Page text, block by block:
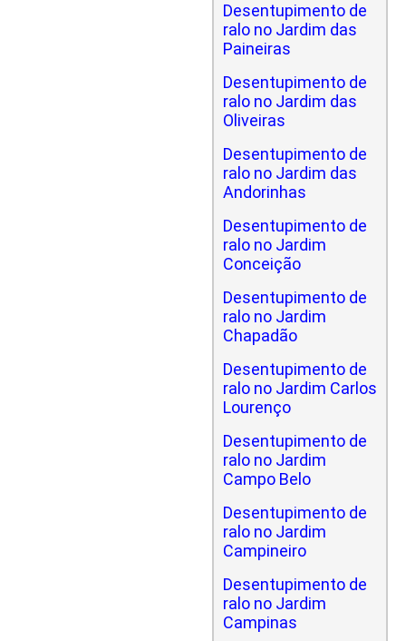
Desentupimento de
ralo no Jardim das
Paineiras
Desentupimento de
ralo no Jardim das
Oliveiras
Desentupimento de
ralo no Jardim das
Andorinhas
Desentupimento de
ralo no Jardim
Conceição
Desentupimento de
ralo no Jardim
Chapadão
Desentupimento de
ralo no Jardim Carlos
Lourenço
Desentupimento de
ralo no Jardim
Campo Belo
Desentupimento de
ralo no Jardim
Campineiro
Desentupimento de
ralo no Jardim
Campinas